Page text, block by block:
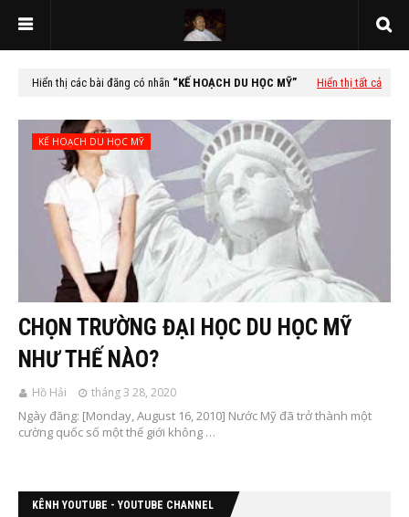
Hiển thị các bài đăng có nhãn KẾ HOẠCH DU HỌC MỸ Hiển thị tất cả
KẾ HOẠCH DU HỌC MỸ
CHỌN TRƯỜNG ĐẠI HỌC DU HỌC MỸ
NHƯ THẾ NÀO?
Hồ Hải tháng 3 28, 2020
Ngày đăng: [Monday, August 16, 2010] Nước Mỹ đã trở thành một
cường quốc số một thế giới không …
KÊNH YOUTUBE - YOUTUBE CHANNEL